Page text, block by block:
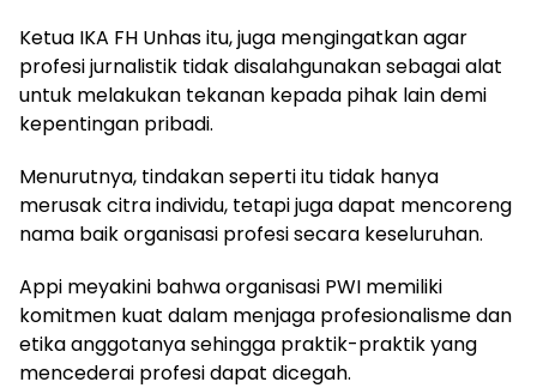
Ketua IKA FH Unhas itu, juga mengingatkan agar
profesi jurnalistik tidak disalahgunakan sebagai alat
untuk melakukan tekanan kepada pihak lain demi
kepentingan pribadi.
Menurutnya, tindakan seperti itu tidak hanya
merusak citra individu, tetapi juga dapat mencoreng
nama baik organisasi profesi secara keseluruhan.
Appi meyakini bahwa organisasi PWI memiliki
komitmen kuat dalam menjaga profesionalisme dan
etika anggotanya sehingga praktik-praktik yang
mencederai profesi dapat dicegah.